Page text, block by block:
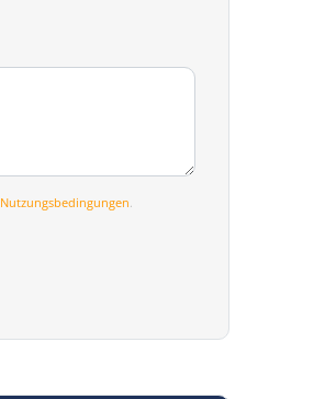
Nutzungsbedingungen.